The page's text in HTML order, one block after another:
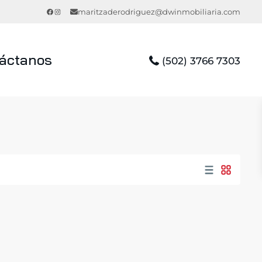
Facebook
Instagrammaritzaderodriguez@dwinmobiliaria.com
(502) 3766 7303